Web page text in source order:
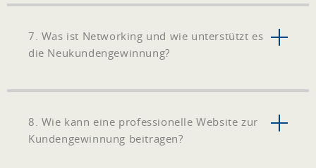
7. Was ist Networking und wie unterstützt es
die Neukundengewinnung?
8. Wie kann eine professionelle Website zur
Kundengewinnung beitragen?